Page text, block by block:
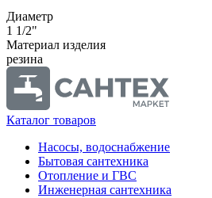
Диаметр
1 1/2"
Материал изделия
резина
Каталог товаров
Насосы, водоснабжение
Бытовая сантехника
Отопление и ГВС
Инженерная сантехника